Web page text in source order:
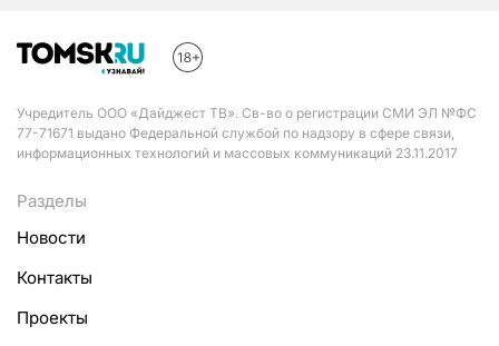
Учредитель ООО «Дайджест ТВ». Св-во о регистрации СМИ ЭЛ №ФС
77-71671 выдано Федеральной службой по надзору в сфере связи,
информационных технологий и массовых коммуникаций 23.11.2017
Разделы
Новости
Контакты
Проекты